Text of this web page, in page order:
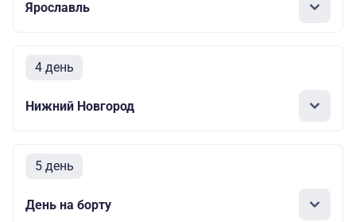
Ярославль
4 день
Нижний Новгород
5 день
День на борту